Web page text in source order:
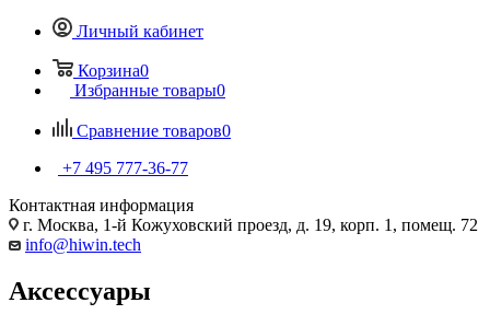
Личный кабинет
Корзина0
Избранные товары0
Сравнение товаров0
+7 495 777-36-77
Контактная информация
г. Москва, 1-й Кожуховский проезд, д. 19, корп. 1, помещ. 72
info@hiwin.tech
Аксессуары